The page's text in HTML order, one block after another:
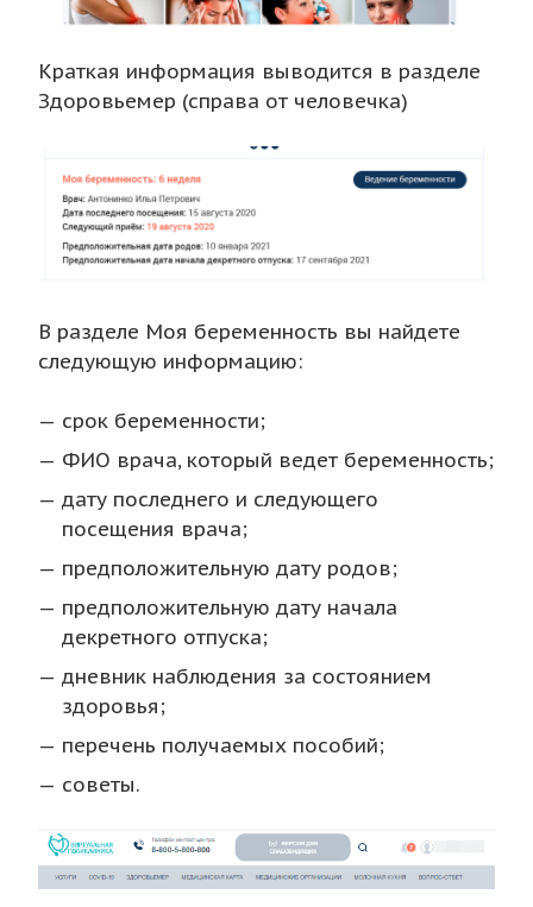
Краткая информация выводится в разделе
Здоровьемер (справа от человечка)
В разделе Моя беременность вы найдете
следующую информацию:
срок беременности;
ФИО врача, который ведет беременность;
дату последнего и следующего
посещения врача;
предположительную дату родов;
предположительную дату начала
декретного отпуска;
дневник наблюдения за состоянием
здоровья;
перечень получаемых пособий;
советы.